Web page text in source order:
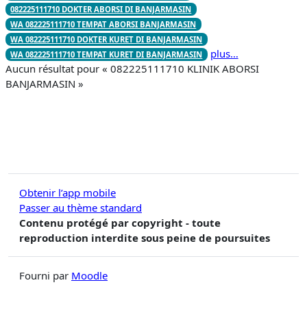
082225111710 DOKTER ABORSI DI BANJARMASIN
WA 082225111710 TEMPAT ABORSI BANJARMASIN
WA 082225111710 DOKTER KURET DI BANJARMASIN
WA 082225111710 TEMPAT KURET DI BANJARMASIN
plus…
Aucun résultat pour « 082225111710 KLINIK ABORSI
BANJARMASIN »
Obtenir l’app mobile
Passer au thème standard
Contenu protégé par copyright - toute
reproduction interdite sous peine de poursuites
Fourni par Moodle